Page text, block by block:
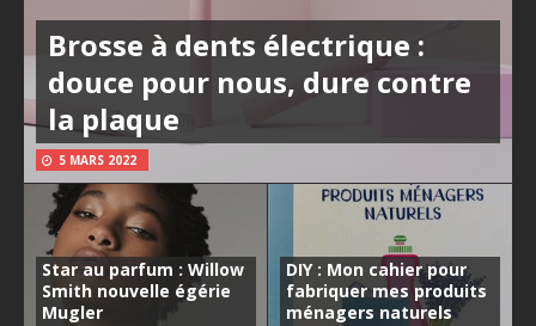
Brosse à dents électrique :
douce pour nous, dure contre
la plaque
5 MARS 2022
Star au parfum : Willow
Smith nouvelle égérie
Mugler
DIY : Mon cahier pour
fabriquer mes produits
ménagers naturels